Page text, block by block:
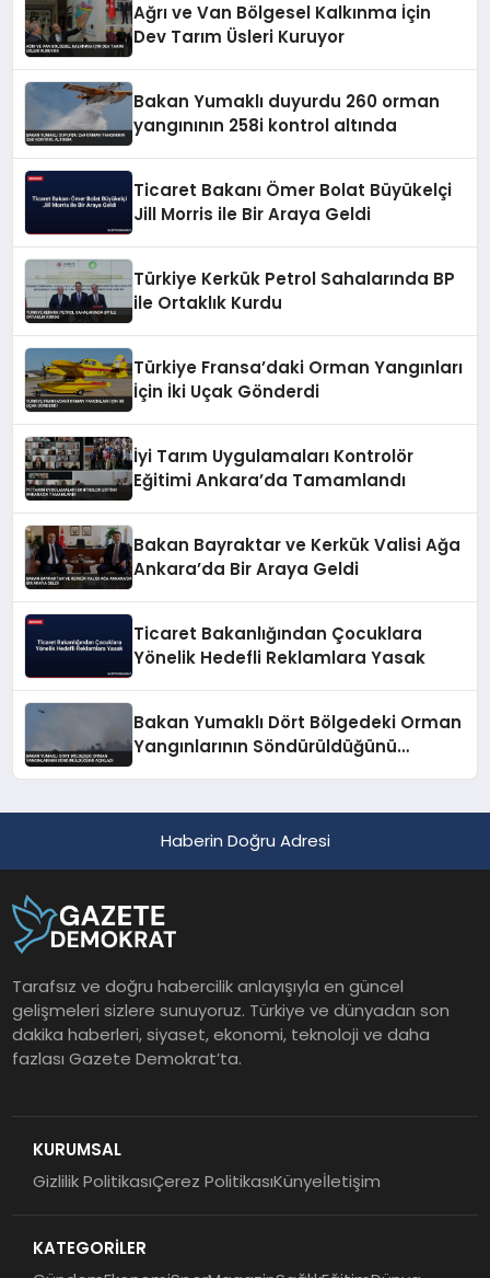
Ağrı ve Van Bölgesel Kalkınma İçin
Dev Tarım Üsleri Kuruyor
Bakan Yumaklı duyurdu 260 orman
yangınının 258i kontrol altında
Ticaret Bakanı Ömer Bolat Büyükelçi
Jill Morris ile Bir Araya Geldi
Türkiye Kerkük Petrol Sahalarında BP
ile Ortaklık Kurdu
Türkiye Fransa’daki Orman Yangınları
İçin İki Uçak Gönderdi
İyi Tarım Uygulamaları Kontrolör
Eğitimi Ankara’da Tamamlandı
Bakan Bayraktar ve Kerkük Valisi Ağa
Ankara’da Bir Araya Geldi
Ticaret Bakanlığından Çocuklara
Yönelik Hedefli Reklamlara Yasak
Bakan Yumaklı Dört Bölgedeki Orman
Yangınlarının Söndürüldüğünü
Haberin Doğru Adresi
Tarafsız ve doğru habercilik anlayışıyla en güncel
gelişmeleri sizlere sunuyoruz. Türkiye ve dünyadan son
dakika haberleri, siyaset, ekonomi, teknoloji ve daha
fazlası Gazete Demokrat’ta.
KURUMSAL
Gizlilik PolitikasıÇerez PolitikasıKünyeİletişim
KATEGORİLER